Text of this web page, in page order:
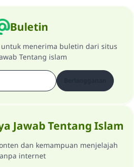
Buletin
menerima buletin dari situs
Tentang islam
Jawab Tentang Islam
dan kemampuan menjelajah
internet